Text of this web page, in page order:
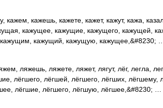
кажем, кажешь, кажете, кажет, кажут, кажа,
кажущее, кажущие, кажущего, кажущей,
кажущий, кажущую, кажущее,&#8230; …
ляжешь, ляжете, ляжет, лягут, лёг, легла,
лёгшего, лёгшей, лёгшего, лёгших, лёгшему,
лёгшие, лёгшего, лёгшую, лёгшее,&#8230; …